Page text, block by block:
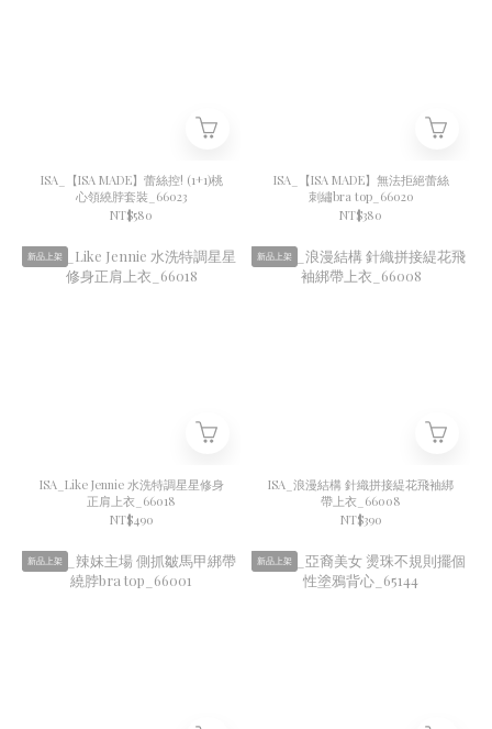
ISA_【ISA MADE】蕾絲控! (1+1)桃
心領繞脖套裝_66023
NT$580
ISA_【ISA MADE】無法拒絕蕾絲
刺繡bra top_66020
NT$380
新品上架
ISA_Like Jennie 水洗特調星星修身
正肩上衣_66018
NT$490
新品上架
ISA_浪漫結構 針織拼接緹花飛袖綁
帶上衣_66008
NT$390
新品上架 新品上架